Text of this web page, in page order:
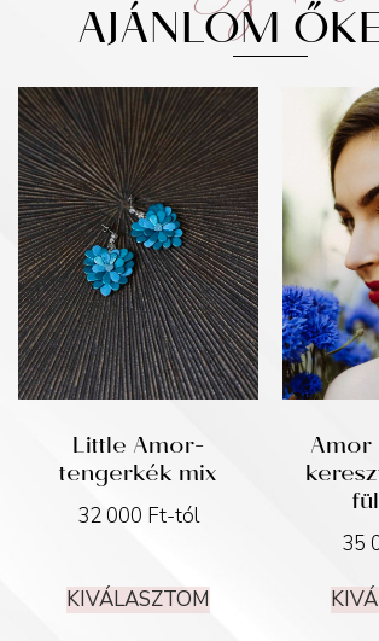
AJÁNLOM
Little Amor-
tengerkék mix
32 000 Ft-tól
KIVÁLASZTOM
35